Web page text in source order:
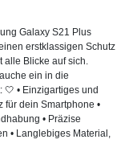
Galaxy S21 Plus
erstklassigen Schutz
Blicke auf sich.
ein in die
• Einzigartiges und
für dein Smartphone •
• Präzise
• Langlebiges Material,